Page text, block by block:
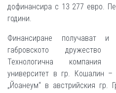
дофинансира с 13 277 евро.
години.
Финансиране получават и
габровското дружество
Технологична компания
университет в гр. Кошалин
„Йоанеум“ в австрийския гр.